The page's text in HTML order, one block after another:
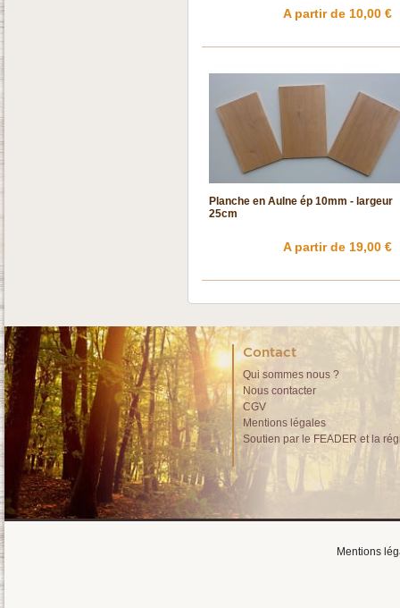
A partir de 10,00 €
Planche en Aulne ép 10mm - largeur
25cm
A partir de 19,00 €
Contact
Qui sommes nous ?
Nous contacter
CGV
Mentions légales
Soutien par le FEADER et la
Mentions